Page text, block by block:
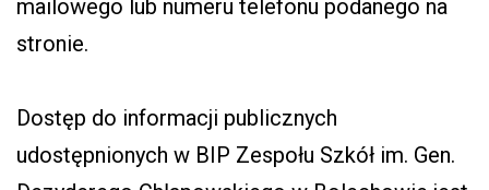
mailowego lub numeru telefonu podanego na
stronie.
Dostęp do informacji publicznych
udostępnionych w BIP Zespołu Szkół im. Gen.